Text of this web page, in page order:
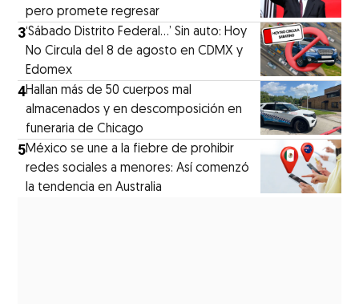
pero promete regresar
3‘Sábado Distrito Federal...’ Sin auto: Hoy
No Circula del 8 de agosto en CDMX y
Edomex
4Hallan más de 50 cuerpos mal
almacenados y en descomposición en
funeraria de Chicago
5México se une a la fiebre de prohibir
redes sociales a menores: Así comenzó
la tendencia en Australia